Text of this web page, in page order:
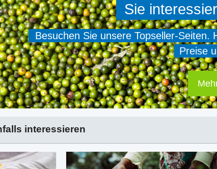
Sie
Besuchen Sie unsere Topseller-Seiten.
Preise
interessieren